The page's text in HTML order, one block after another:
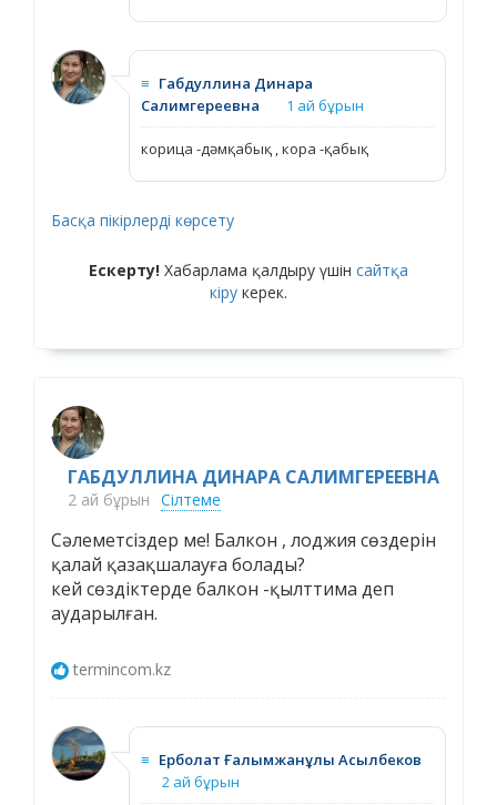
≡ Габдуллина Динара
Салимгереевна
1 ай бұрын
корица -дәмқабық , кора -қабық
Басқа пікірлерді көрсету
Ескерту! Хабарлама қалдыру үшін сайтқа
кіру керек.
ГАБДУЛЛИНА ДИНАРА САЛИМГЕРЕЕВНА
2 ай бұрын Сілтеме
Cәлеметсіздер ме! Балкон , лоджия сөздерін
қалай қазақшалауға болады?
кей сөздіктерде балкон -қылттима деп
аударылған.
termincom.kz
≡ Ерболат Ғалымжанұлы Асылбеков
2 ай бұрын